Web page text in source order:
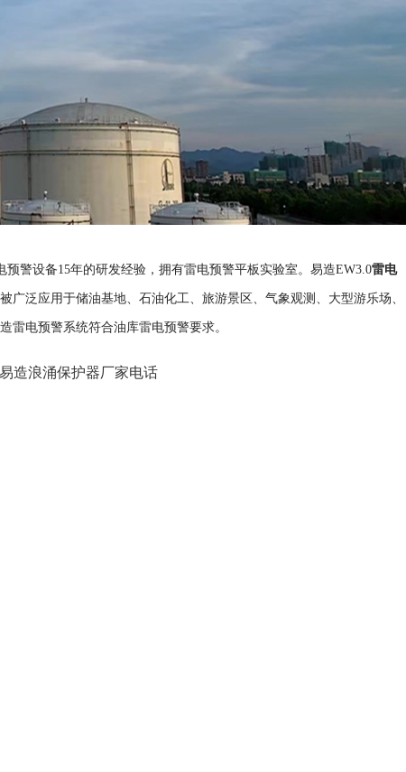
警设备15年的研发经验，拥有雷电预警平板实验室。易造EW3.0雷电
广泛应用于储油基地、石油化工、旅游景区、气象观测、大型游乐场、
雷电预警系统符合油库雷电预警要求。